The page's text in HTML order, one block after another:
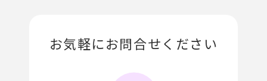
お気軽にお問合せください